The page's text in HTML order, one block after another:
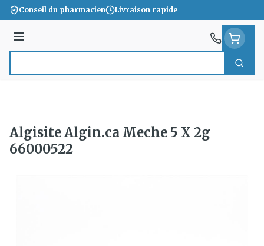
Aller au contenu
Conseil du pharmacien Livraison rapide
Menu
Algisite Algin.ca Meche 5 X 2g
66000522